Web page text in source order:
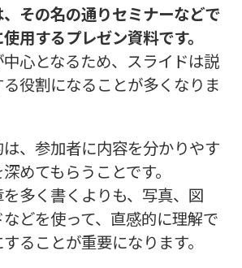
その名の通りセミナーなどで
用するプレゼン資料です。
心となるため、スライドは説
役割になることが多くなりま
、参加者に内容を分かりやす
めてもらうことです。
多く書くよりも、写真、図
どを使って、直感的に理解で
ることが重要になります。